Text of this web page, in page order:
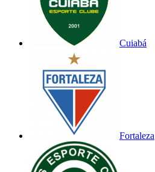
Cuiabá
Fortaleza